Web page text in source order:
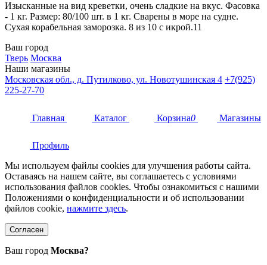
Изысканные на вид креветки, очень сладкие на вкус. Фасовка
- 1 кг. Размер: 80/100 шт. в 1 кг. Сварены в море на судне.
Сухая корабельная заморозка. 8 из 10 с икрой.11
Ваш город
Тверь Москва
Наши магазины
Московская обл., д. Путилково, ул. Новотушинская 4 +7(925)
225-27-70
Главная Каталог Корзина0 Магазины
Профиль
Мы используем файлы cookies для улучшения работы сайта.
Оставаясь на нашем сайте, вы соглашаетесь с условиями
использования файлов cookies. Чтобы ознакомиться с нашими
Положениями о конфиденциальности и об использовании
файлов cookie, нажмите здесь.
Согласен
Ваш город Москва?